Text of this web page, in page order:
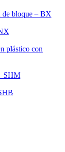
de bloque – BX
plástico con
SHM